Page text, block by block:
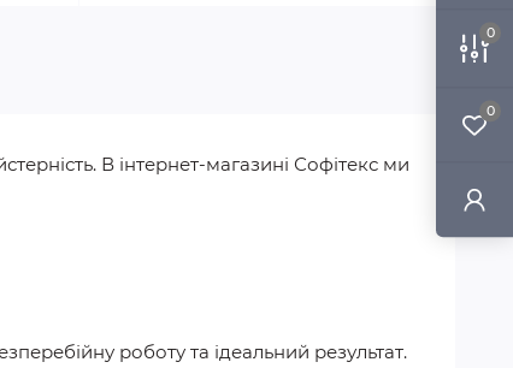
0
0
В інтернет-магазині Софітекс ми
роботу та ідеальний результат.